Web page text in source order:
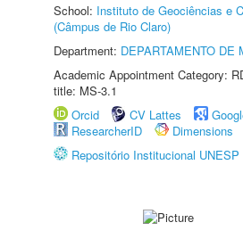
School: Instituto de Geociências e
(Câmpus de Rio Claro)
Department: DEPARTAMENTO DE
Academic Appointment Category:
title: MS-3.1
Orcid
CV Lattes
ResearcherID
Dimensions
Repositório Institucional UNESP